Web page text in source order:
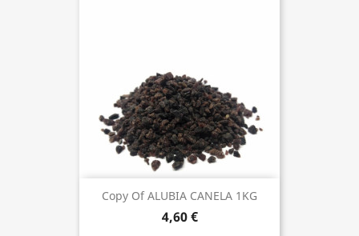
Copy Of ALUBIA CANELA 1KG
4,60 €